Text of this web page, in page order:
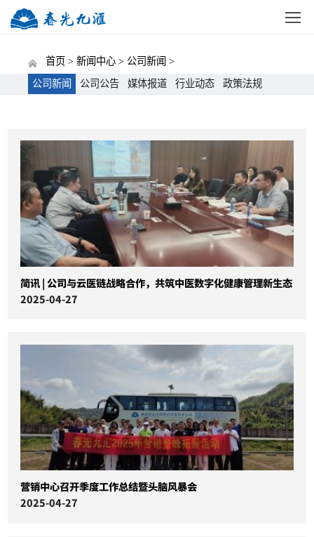
首页 > 新闻中心 > 公司新闻 >
公司新闻
公司公告 媒体报道 行业动态 政策法规
简讯 | 公司与云医链战略合作，共筑中医数字化健康管理新生态
2025-04-27
营销中心召开季度工作总结暨头脑风暴会
2025-04-27